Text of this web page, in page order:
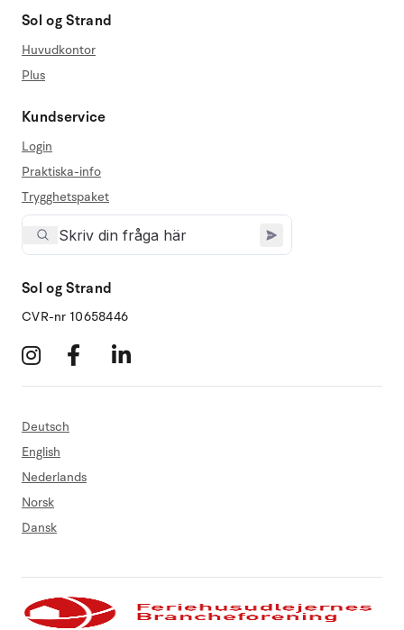
Sol og Strand
Huvudkontor
Plus
Kundservice
Login
Praktiska-info
Trygghetspaket
Sol og Strand
CVR-nr 10658446
Deutsch
English
Nederlands
Norsk
Dansk